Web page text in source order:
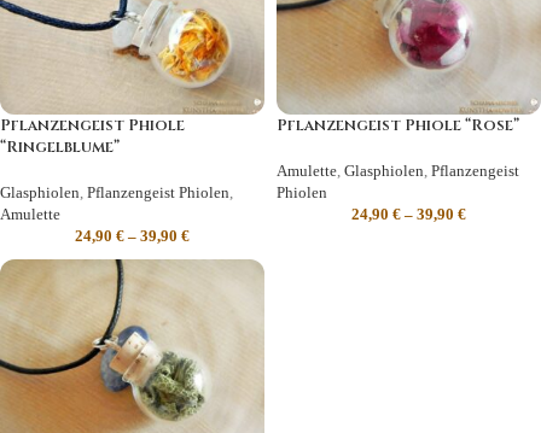
Pflanzengeist Phiole
“Ringelblume”
Glasphiolen Pflanzengeist Phiolen
Amulette
24,90 € – 39,90 €
Pflanzengeist Phiole “Rose”
Amulette Glasphiolen Pflanzengeist
Phiolen
24,90 € – 39,90 €